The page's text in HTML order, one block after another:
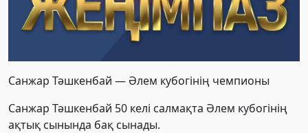
Санжар Тәшкенбай — Әлем кубогінің чемпионы
Санжар Тәшкенбай 50 келі салмақта Әлем кубогінің
ақтық сынында бақ сынады.